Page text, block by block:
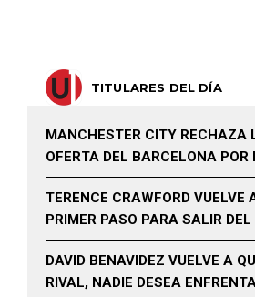
TITULARES DEL DÍA
MANCHESTER CITY RECHAZA
OFERTA DEL BARCELONA POR
TERENCE CRAWFORD VUELVE
PRIMER PASO PARA SALIR DEL
DAVID BENAVIDEZ VUELVE A
RIVAL, NADIE DESEA